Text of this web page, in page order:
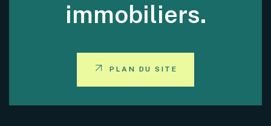
immobiliers.
PLAN DU SITE